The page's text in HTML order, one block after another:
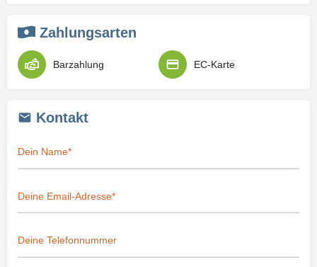
Zahlungsarten
Barzahlung EC-Karte
Kontakt